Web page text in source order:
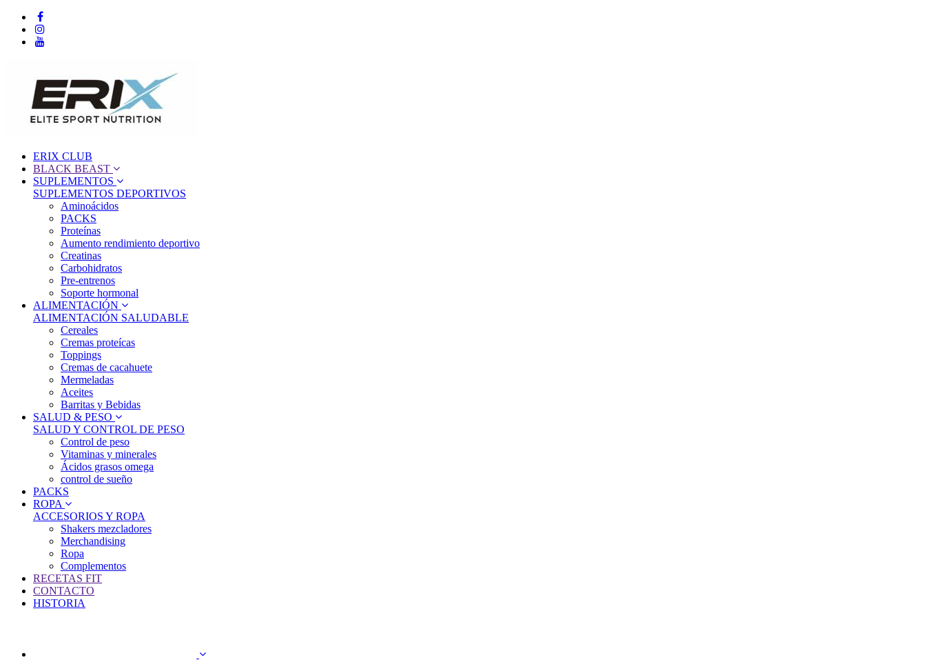
ERIX CLUB
BLACK BEAST
SUPLEMENTOS
SUPLEMENTOS DEPORTIVOS
Aminoácidos
PACKS
Proteínas
Aumento rendimiento deportivo
Creatinas
Carbohidratos
Pre-entrenos
Soporte hormonal
ALIMENTACIÓN
ALIMENTACIÓN SALUDABLE
Cereales
Cremas proteícas
Toppings
Cremas de cacahuete
Mermeladas
Aceites
Barritas y Bebidas
SALUD & PESO
SALUD Y CONTROL DE PESO
Control de peso
Vitaminas y minerales
Ácidos grasos omega
control de sueño
PACKS
ROPA
ACCESORIOS Y ROPA
Shakers mezcladores
Merchandising
Ropa
Complementos
RECETAS FIT
CONTACTO
HISTORIA